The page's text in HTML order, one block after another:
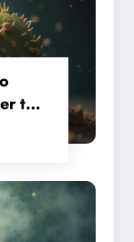
te